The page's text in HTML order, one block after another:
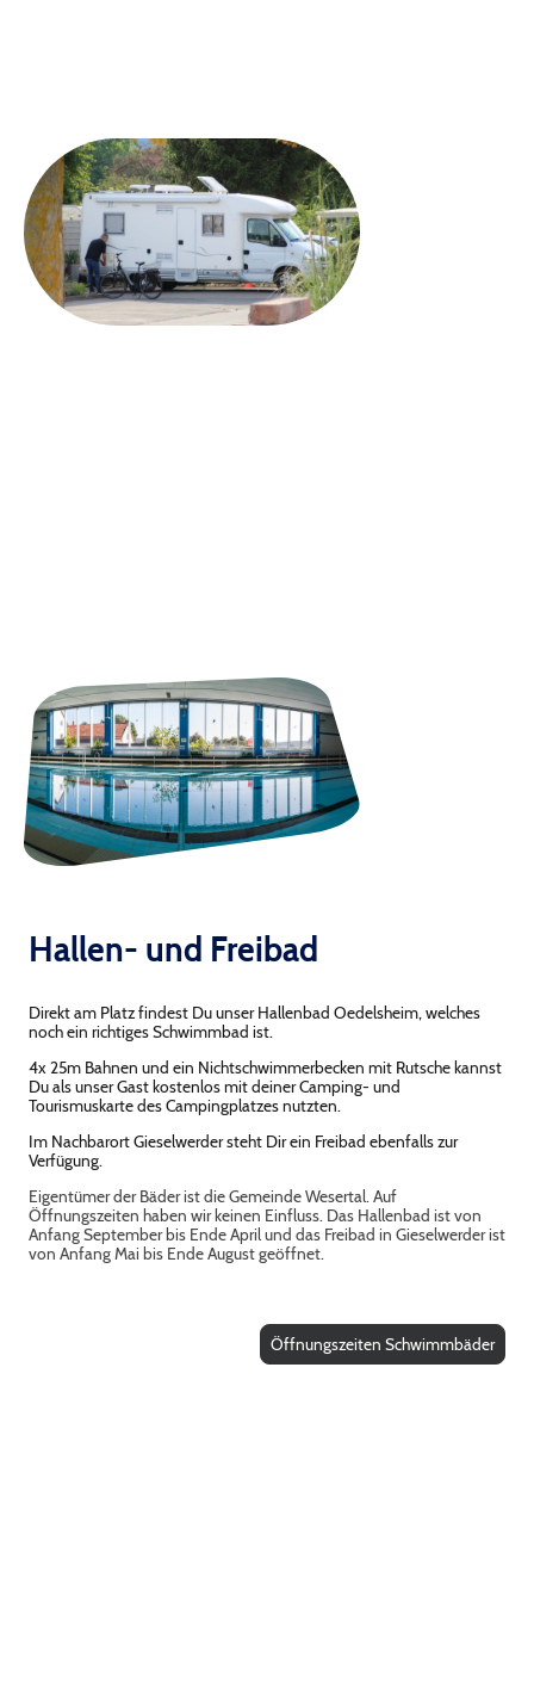
Hallen- und Freibad
Direkt am Platz findest Du unser Hallenbad Oedelsheim, welches
noch ein richtiges Schwimmbad ist.
4x 25m Bahnen und ein Nichtschwimmerbecken mit Rutsche kannst
Du als unser Gast kostenlos mit deiner Camping- und
Tourismuskarte des Campingplatzes nutzten.
Im Nachbarort Gieselwerder steht Dir ein Freibad ebenfalls zur
Verfügung.
Eigentümer der Bäder ist die Gemeinde Wesertal. Auf
Öffnungszeiten haben wir keinen Einfluss. Das Hallenbad ist von
Anfang September bis Ende April und das Freibad in Gieselwerder ist
von Anfang Mai bis Ende August geöffnet.
Öffnungszeiten Schwimmbäder